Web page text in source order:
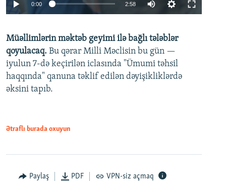
Auto 240p 360p 480p
0:00 2:58
360p
480p
720p
Müəllimlərin məktəb geyimi ilə bağlı tələblər
qoyulacaq. Bu qərar Milli Məclisin bu gün —
iyulun 7-də keçirilən iclasında "Ümumi təhsil
haqqında" qanuna təklif edilən dəyişikliklərdə
əksini tapıb.
Ətraflı burada oxuyun
Paylaş PDF VPN-siz açmaq